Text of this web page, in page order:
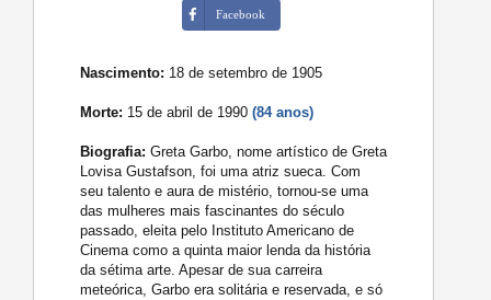
Facebook
Nascimento: 18 de setembro de 1905
Morte: 15 de abril de 1990(84 anos)
Biografia: Greta Garbo, nome artístico de Greta
Lovisa Gustafson, foi uma atriz sueca. Com
seu talento e aura de mistério, tornou-se uma
das mulheres mais fascinantes do século
passado, eleita pelo Instituto Americano de
Cinema como a quinta maior lenda da história
da sétima arte. Apesar de sua carreira
meteórica, Garbo era solitária e reservada, e só